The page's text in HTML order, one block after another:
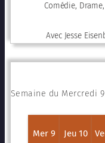
Comédie,
Avec Jesse
Semaine du Mercredi
Mer 9 Jeu 10